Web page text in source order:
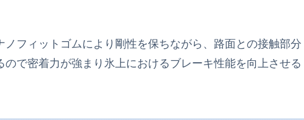
ノフィットゴムにより剛性を保ちながら、路面との接触部分
で密着力が強まり氷上におけるブレーキ性能を向上させる